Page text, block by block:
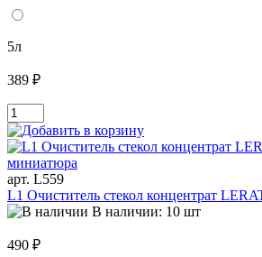
5л
389 ₽
арт. L559
L1 Очиститель стекол концентрат
В наличии: 10 шт
490 ₽